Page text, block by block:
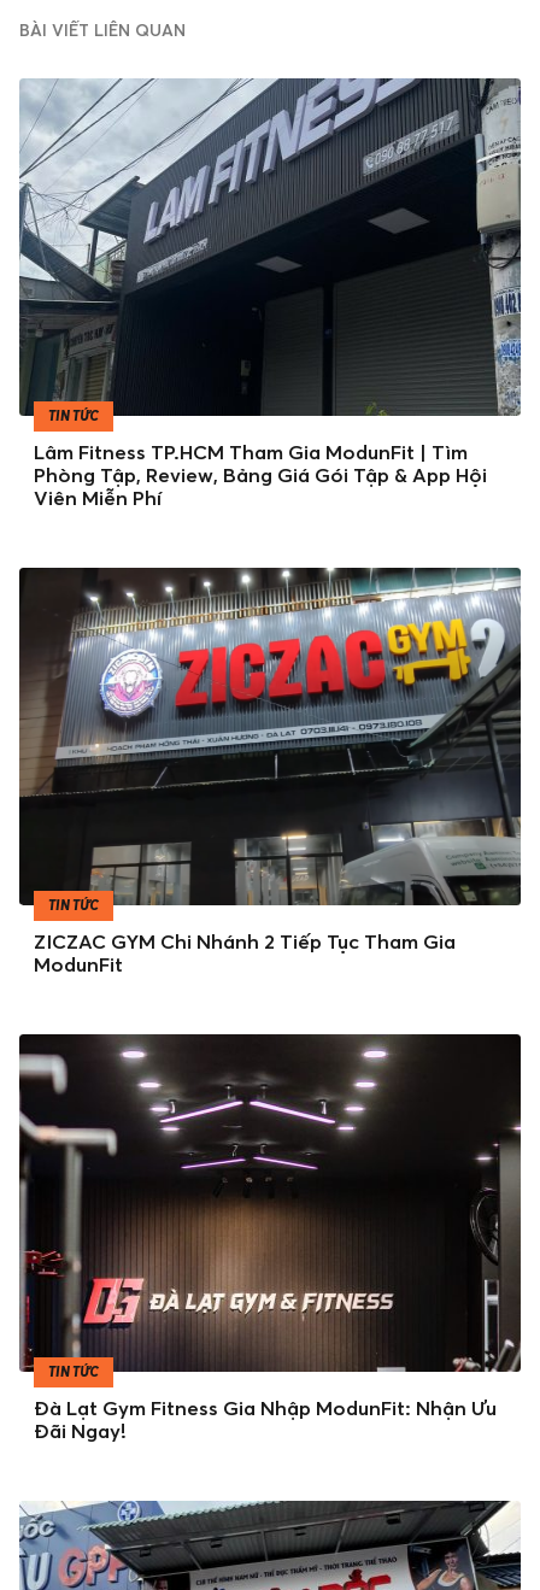
BÀI VIẾT LIÊN QUAN
TIN TỨC
Lâm Fitness TP.HCM Tham Gia ModunFit | Tìm
Phòng Tập, Review, Bảng Giá Gói Tập & App Hội
Viên Miễn Phí
TIN TỨC
ZICZAC GYM Chi Nhánh 2 Tiếp Tục Tham Gia
ModunFit
TIN TỨC
Đà Lạt Gym Fitness Gia Nhập ModunFit: Nhận Ưu
Đãi Ngay!